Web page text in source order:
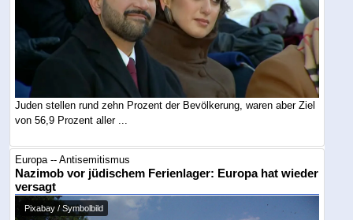
Juden stellen rund zehn Prozent der Bevölkerung, waren aber Ziel
von 56,9 Prozent aller ...
Europa -- Antisemitismus
Nazimob vor jüdischem Ferienlager: Europa hat wieder
versagt
Pixabay / Symbolbild